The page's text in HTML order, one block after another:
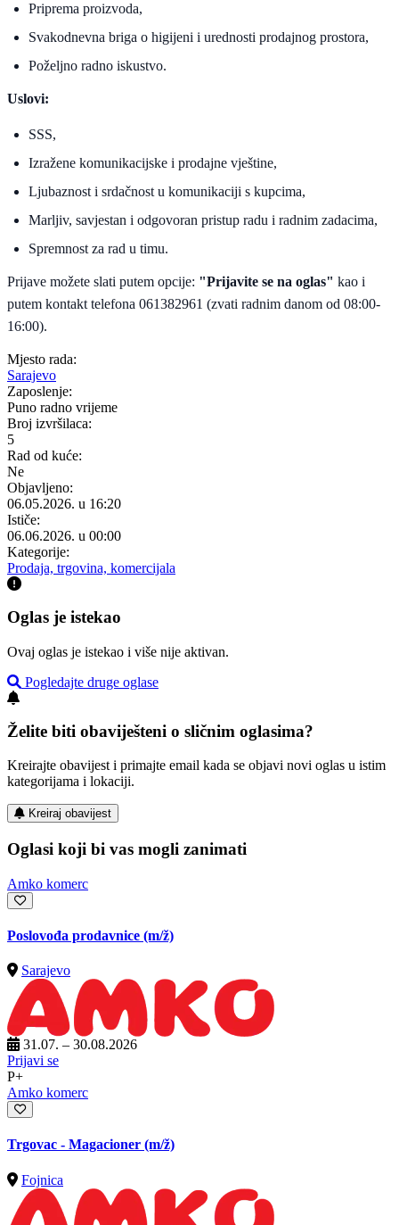
Priprema proizvoda,
Svakodnevna briga o higijeni i urednosti prodajnog prostora,
Poželjno radno iskustvo.
Uslovi:
SSS,
Izražene komunikacijske i prodajne vještine,
Ljubaznost i srdačnost u komunikaciji s kupcima,
Marljiv, savjestan i odgovoran pristup radu i radnim zadacima,
Spremnost za rad u timu.
Prijave možete slati putem opcije: "Prijavite se na oglas" kao i
putem kontakt telefona 061382961 (zvati radnim danom od 08:00-
16:00).
Mjesto rada:
Sarajevo
Zaposlenje:
Puno radno vrijeme
Broj izvršilaca:
5
Rad od kuće:
Ne
Objavljeno:
06.05.2026. u 16:20
Ističe:
06.06.2026. u 00:00
Kategorije:
Prodaja, trgovina, komercijala
Oglas je istekao
Ovaj oglas je istekao i više nije aktivan.
Pogledajte druge oglase
Želite biti obaviješteni o sličnim oglasima?
Kreirajte obavijest i primajte email kada se objavi novi oglas u istim
kategorijama i lokaciji.
Kreiraj obavijest
Oglasi koji bi vas mogli zanimati
Amko komerc
Poslovođa prodavnice (m/ž)
Sarajevo
31.07. – 30.08.2026
Prijavi se
P+
Amko komerc
Trgovac - Magacioner (m/ž)
Fojnica